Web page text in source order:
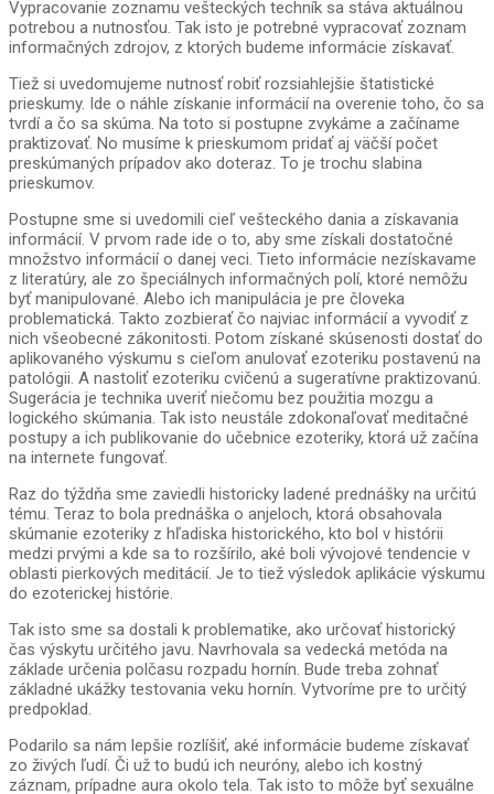
Vypracovanie zoznamu vešteckých techník sa stáva aktuálnou
potrebou a nutnosťou. Tak isto je potrebné vypracovať zoznam
informačných zdrojov, z ktorých budeme informácie získavať.
Tiež si uvedomujeme nutnosť robiť rozsiahlejšie štatistické
prieskumy. Ide o náhle získanie informácií na overenie toho, čo sa
tvrdí a čo sa skúma. Na toto si postupne zvykáme a začíname
praktizovať. No musíme k prieskumom pridať aj väčší počet
preskúmaných prípadov ako doteraz. To je trochu slabina
prieskumov.
Postupne sme si uvedomili cieľ vešteckého dania a získavania
informácií. V prvom rade ide o to, aby sme získali dostatočné
množstvo informácií o danej veci. Tieto informácie nezískavame
z literatúry, ale zo špeciálnych informačných polí, ktoré nemôžu
byť manipulované. Alebo ich manipulácia je pre človeka
problematická. Takto zozbierať čo najviac informácií a vyvodiť z
nich všeobecné zákonitosti. Potom získané skúsenosti dostať do
aplikovaného výskumu s cieľom anulovať ezoteriku postavenú na
patológii. A nastoliť ezoteriku cvičenú a sugeratívne praktizovanú.
Sugerácia je technika uveriť niečomu bez použitia mozgu a
logického skúmania. Tak isto neustále zdokonaľovať meditačné
postupy a ich publikovanie do učebnice ezoteriky, ktorá už začína
na internete fungovať.
Raz do týždňa sme zaviedli historicky ladené prednášky na určitú
tému. Teraz to bola prednáška o anjeloch, ktorá obsahovala
skúmanie ezoteriky z hľadiska historického, kto bol v histórii
medzi prvými a kde sa to rozšírilo, aké boli vývojové tendencie v
oblasti pierkových meditácií. Je to tiež výsledok aplikácie výskumu
do ezoterickej histórie.
Tak isto sme sa dostali k problematike, ako určovať historický
čas výskytu určitého javu. Navrhovala sa vedecká metóda na
základe určenia polčasu rozpadu hornín. Bude treba zohnať
základné ukážky testovania veku hornín. Vytvoríme pre to určitý
predpoklad.
Podarilo sa nám lepšie rozlíšiť, aké informácie budeme získavať
zo živých ľudí. Či už to budú ich neuróny, alebo ich kostný
záznam, prípadne aura okolo tela. Tak isto to môže byť sexuálne